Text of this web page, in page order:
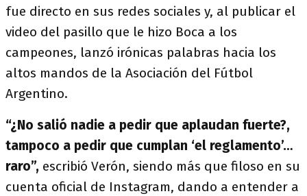
fue directo en sus redes sociales y, al publicar el
video del pasillo que le hizo Boca a los
campeones, lanzó irónicas palabras hacia los
altos mandos de la Asociación del Fútbol
Argentino.
“¿No salió nadie a pedir que aplaudan fuerte?,
tampoco a pedir que cumplan ‘el reglamento’…
raro”, escribió Verón, siendo más que filoso en su
cuenta oficial de Instagram, dando a entender a